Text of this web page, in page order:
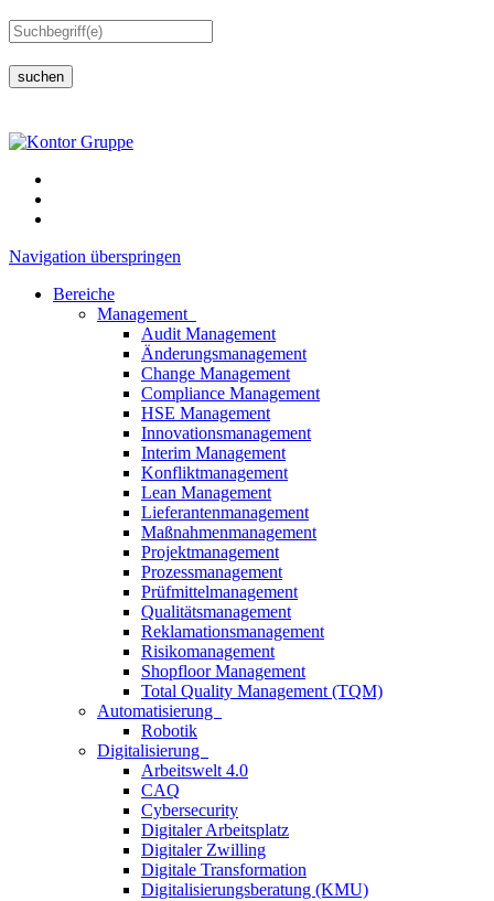
suchen
Navigation überspringen
Bereiche
Management
Audit Management
Änderungsmanagement
Change Management
Compliance Management
HSE Management
Innovationsmanagement
Interim Management
Konfliktmanagement
Lean Management
Lieferantenmanagement
Maßnahmenmanagement
Projektmanagement
Prozessmanagement
Prüfmittelmanagement
Qualitätsmanagement
Reklamationsmanagement
Risikomanagement
Shopfloor Management
Total Quality Management (TQM)
Automatisierung
Robotik
Digitalisierung
Arbeitswelt 4.0
CAQ
Cybersecurity
Digitaler Arbeitsplatz
Digitaler Zwilling
Digitale Transformation
Digitalisierungsberatung (KMU)